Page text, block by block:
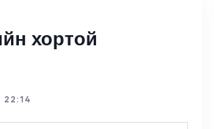
хортой